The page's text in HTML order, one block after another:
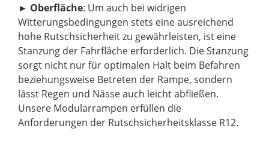
► Oberfläche: Um auch bei widrigen
Witterungsbedingungen stets eine ausreichend
hohe Rutschsicherheit zu gewährleisten, ist eine
Stanzung der Fahrfläche erforderlich. Die Stanzung
sorgt nicht nur für optimalen Halt beim Befahren
beziehungsweise Betreten der Rampe, sondern
lässt Regen und Nässe auch leicht abfließen.
Unsere Modularrampen erfüllen die
Anforderungen der Rutschsicherheitsklasse R12.